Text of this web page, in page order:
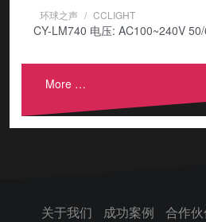
环球之声 CCLIGHT
CY-LM740 电压: AC100~240V
More …
关于我们 成功案例 合作